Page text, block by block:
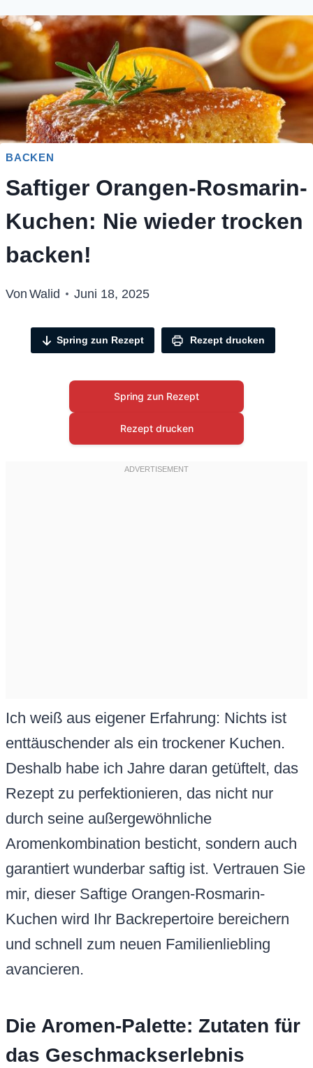
BACKEN
Saftiger Orangen-Rosmarin-
Kuchen: Nie wieder trocken
backen!
Von Walid Juni 18, 2025
Spring zun Rezept Rezept drucken
Spring zun Rezept
Rezept drucken
Ich weiß aus eigener Erfahrung: Nichts ist
enttäuschender als ein trockener Kuchen.
Deshalb habe ich Jahre daran getüftelt, das
Rezept zu perfektionieren, das nicht nur
durch seine außergewöhnliche
Aromenkombination besticht, sondern auch
garantiert wunderbar saftig ist. Vertrauen Sie
mir, dieser Saftige Orangen-Rosmarin-
Kuchen wird Ihr Backrepertoire bereichern
und schnell zum neuen Familienliebling
avancieren.
Die Aromen-Palette: Zutaten für
das Geschmackserlebnis